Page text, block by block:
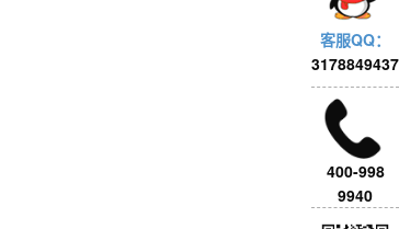
客服QQ：
3178849437
400-998
9940